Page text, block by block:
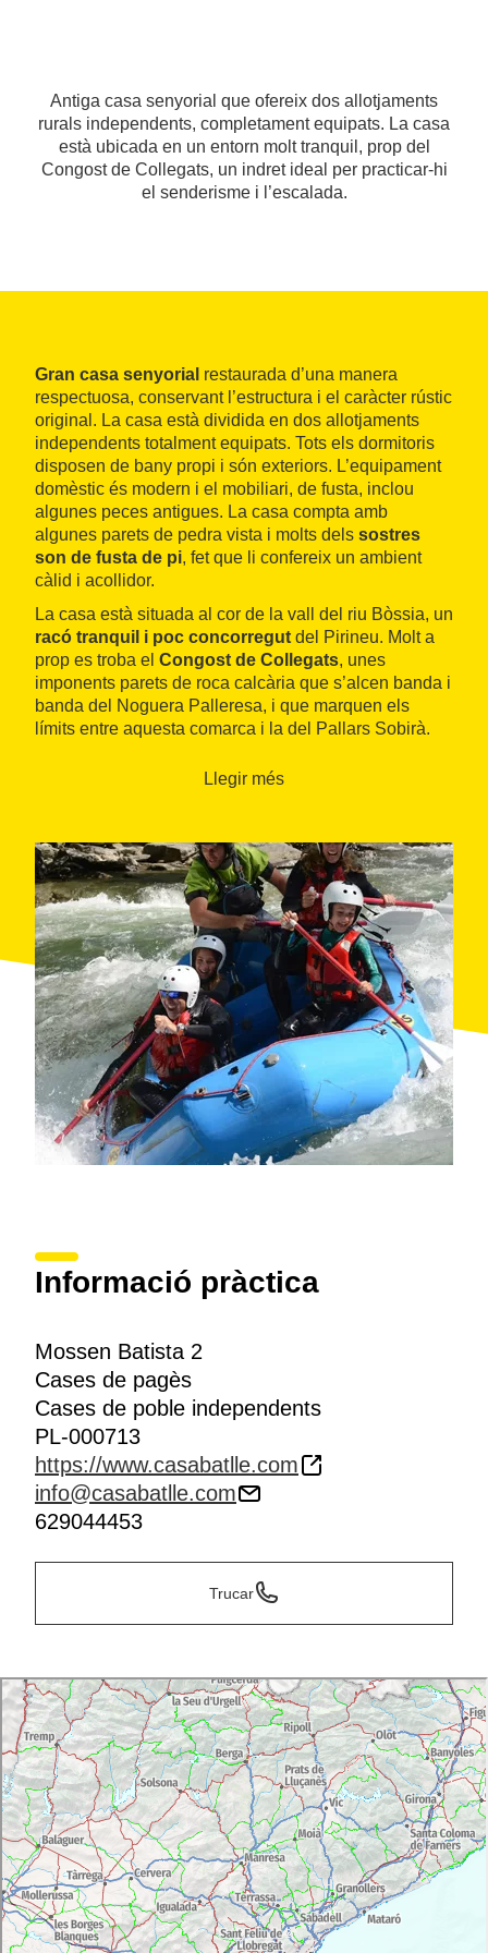
Antiga casa senyorial que ofereix dos allotjaments
rurals independents, completament equipats. La casa
està ubicada en un entorn molt tranquil, prop del
Congost de Collegats, un indret ideal per practicar-hi
el senderisme i l’escalada.
Gran casa senyorial restaurada d’una manera
respectuosa, conservant l’estructura i el caràcter rústic
original. La casa està dividida en dos allotjaments
independents totalment equipats. Tots els dormitoris
disposen de bany propi i són exteriors. L’equipament
domèstic és modern i el mobiliari, de fusta, inclou
algunes peces antigues. La casa compta amb
algunes parets de pedra vista i molts dels sostres
son de fusta de pi, fet que li confereix un ambient
càlid i acollidor.
La casa està situada al cor de la vall del riu Bòssia, un
racó tranquil i poc concorregut del Pirineu. Molt a
prop es troba el Congost de Collegats, unes
imponents parets de roca calcària que s’alcen banda i
banda del Noguera Palleresa, i que marquen els
límits entre aquesta comarca i la del Pallars Sobirà.
practicar-hi el senderisme i l’escalada.
Llegir més
Informació pràctica
Mossen Batista 2
Cases de pagès
Cases de poble independents
PL-000713
https://www.casabatlle.com
info@casabatlle.com
629044453
Trucar